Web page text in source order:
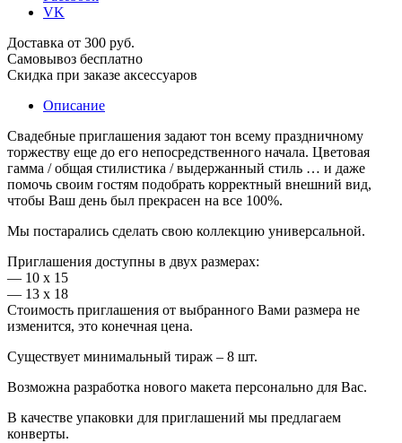
VK
Доставка от 300 руб.
Самовывоз бесплатно
Скидка при заказе аксессуаров
Описание
Свадебные приглашения задают тон всему праздничному
торжеству еще до его непосредственного начала. Цветовая
гамма / общая стилистика / выдержанный стиль … и даже
помочь своим гостям подобрать корректный внешний вид,
чтобы Ваш день был прекрасен на все 100%.
Мы постарались сделать свою коллекцию универсальной.
Приглашения доступны в двух размерах:
— 10 х 15
— 13 х 18
Стоимость приглашения от выбранного Вами размера не
изменится, это конечная цена.
Существует минимальный тираж – 8 шт.
Возможна разработка нового макета персонально для Вас.
В качестве упаковки для приглашений мы предлагаем
конверты.